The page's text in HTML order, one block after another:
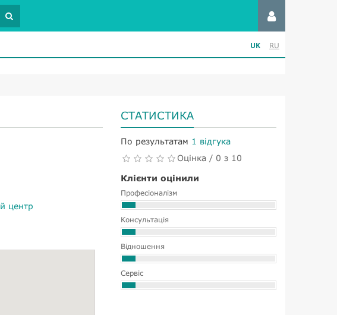
UK RU
центр
СТАТИСТИКА
По результатам 1 відгука
Оцінка / 0 з 10
Клієнти оцінили
Професіоналізм
Консультація
Відношення
Сервіс